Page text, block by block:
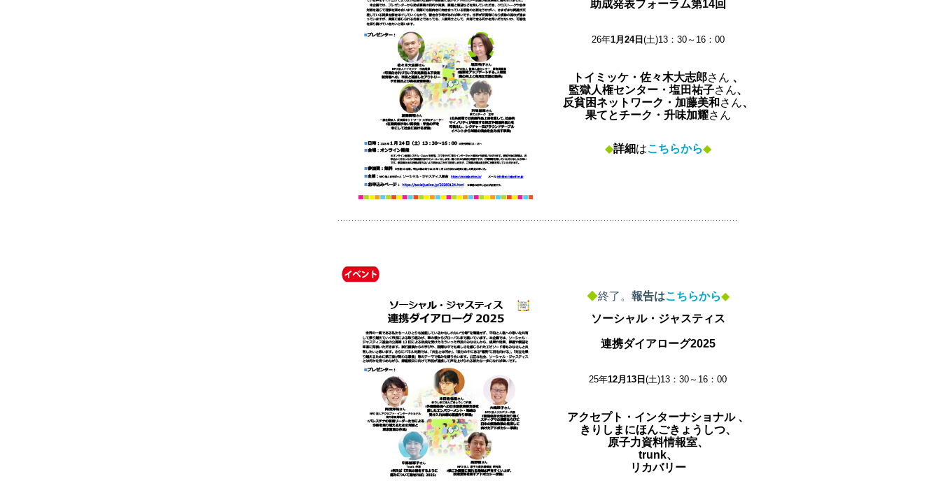
助成発表フォーラム第14回
26年1月24日 (土)13：30～16：00
トイミッケ・佐々木大志郎さん 、
監獄人権センター・塩田祐子さん、
反貧困ネットワーク・加藤美和 さん、
果てとチーク・升味加耀さん
◆詳細はこちらから◆
◆終了。 報告はこちらから◆
ソーシャル・ジャスティス
連携ダイアローグ2025
25年12月13日 (土)13：30～16：00
アクセプト・インターナショナル 、
きりしまにほんごきょうしつ、
原子力資料情報室、
trunk、
リカバリー